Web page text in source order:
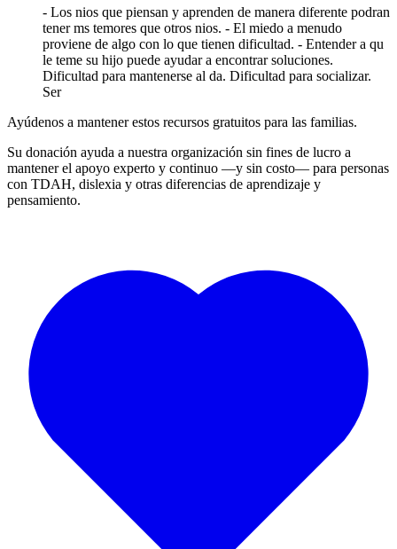
- Los nios que piensan y aprenden de manera diferente podran
tener ms temores que otros nios. - El miedo a menudo
proviene de algo con lo que tienen dificultad. - Entender a qu
le teme su hijo puede ayudar a encontrar soluciones.
Dificultad para mantenerse al da. Dificultad para socializar.
Ser
Ayúdenos a mantener estos recursos gratuitos para las familias.
Su donación ayuda a nuestra organización sin fines de lucro a
mantener el apoyo experto y continuo —y sin costo— para personas
con TDAH, dislexia y otras diferencias de aprendizaje y
pensamiento.